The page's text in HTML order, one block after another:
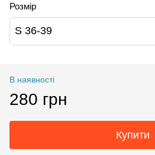
Розмір
S 36-39
В наявності
280 грн
Купити